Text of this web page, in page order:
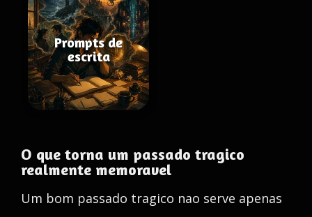
Prompts de
escrita
O que torna um passado tragico
realmente memoravel
Um bom passado tragico nao serve apenas